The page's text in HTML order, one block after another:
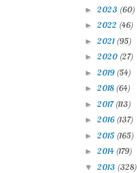
► 2023 (60)
► 2022 (46)
► 2021 (95)
► 2020 (27)
► 2019 (54)
► 2018 (64)
► 2017(113)
► 2016 (137)
► 2015 (165)
► 2014 (179)
▼ 2013 (328)